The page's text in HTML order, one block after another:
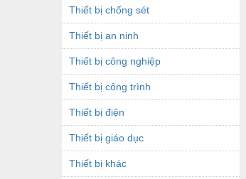
Thiết bị chống sét
Thiết bị an ninh
Thiết bị công nghiệp
Thiết bị công trình
Thiết bị điện
Thiết bị giáo dục
Thiết bị khác